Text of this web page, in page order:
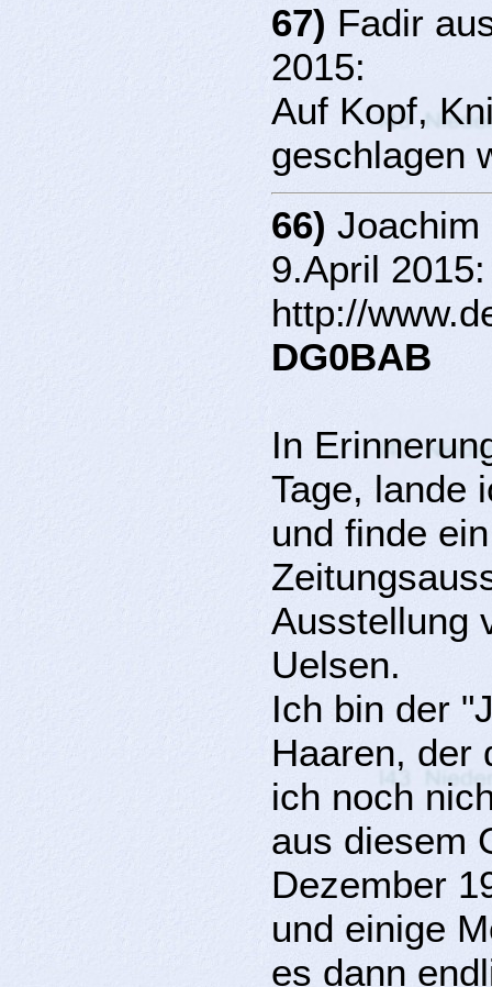
67) Fadir
2015:
Auf Kopf,
geschlagen
66) Joachim
9.April 2015:
http://
DG0BAB
In
Tage, lande
und finde
Ausstellung
Uelsen.
Ich bin der
Haaren, der
ich noch
aus diesem
Dezember
und einige
es dann